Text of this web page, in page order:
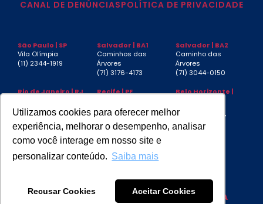
Utilizamos cookies para oferecer melhor
experiência, melhorar o desempenho, analisar
como você interage em nosso site e
personalizar conteúdo. Saiba mais
Recusar Cookies Aceitar Cookies
CANAL DE DENÚNCIASPOLÍTICA DE PRIVACIDADE
São Paulo | SP
Vila Olímpia
(11) 2344-1919
Salvador | BA1
Caminhos das
Árvores
(71) 3176-4173
Salvador | BA2
Caminho das
Árvores
(71) 3044-0150
Rio de Janeiro | RJ
(21) 3553-4040
Recife | PE
(81) 3032-4880
Belo Horizonte |
(31) 3267-6397
Aracaju | SE
Jardins
(79) 3217-7230
(92) 3085-4439
DESIGN BYCOLOSSEO | CODE BYSWP MIDIA